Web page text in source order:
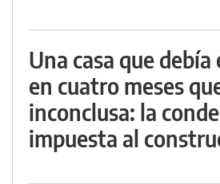
Una casa que
en cuatro meses
inconclusa: la
impuesta al